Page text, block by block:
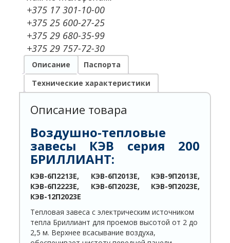
+375 17 301-10-00
+375 25 600-27-25
+375 29 680-35-99
+375 29 757-72-30
Описание
Паспорта
Технические характеристики
Описание товара
Воздушно-тепловые
завесы КЭВ серия 200
БРИЛЛИАНТ:
КЭВ-6П2213Е, КЭВ-6П2013Е, КЭВ-9П2013Е,
КЭВ-6П2223Е, КЭВ-6П2023Е, КЭВ-9П2023Е,
КЭВ-12П2023Е
Тепловая завеса с электрическим источником
тепла Бриллиант для проемов высотой от 2 до
2,5 м. Верхнее всасывание воздуха,